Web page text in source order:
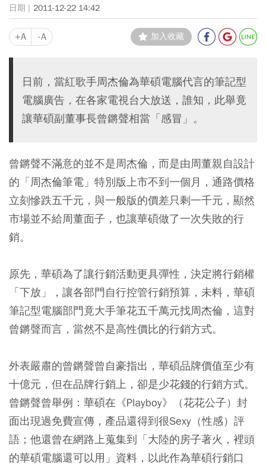
2011-12-22 14:42
+A -A 加入收藏
日前，當紅歌手周杰倫為華碩電腦代言的筆記型
電腦廣告，在各家電視台大放送，誰知，此舉竟
讓華碩副董事長曾鏘聲相當「感冒」。
曾鏘聲不滿意的並不是周杰倫，而是由周董親自設計
的「周杰倫筆電」特別版上市不到一個月，通路價格
立刻慘跌五千元，與一般版的價差只剩一千元，顯然
市場並不給周董面子，也讓華碩做了一次失敗的行
銷。
原先，華碩為了讓行銷活動更具彈性，決定將行銷權
「下放」，讓各部門自行控管行銷預算，未料，華碩
筆記型電腦部門竟大手筆花五千萬元找周杰倫，這對
曾鏘聲而言，當然不是高性價比的行銷方式。
外表嚴肅的曾鏘聲曾自豪指出，華碩品牌價值至少有
十億元，但在品牌行銷上，卻是少花錢的行銷方式。
曾鏘聲曾舉例：華碩在《Playboy》（花花公子）封
面出現過免費宣傳，產品還得到很Sexy（性感）評
語；他還曾在網路上蒐集到「大陸的房子著火，裡頭
的華碩電腦還可以用」資料，以此作為華碩行銷口